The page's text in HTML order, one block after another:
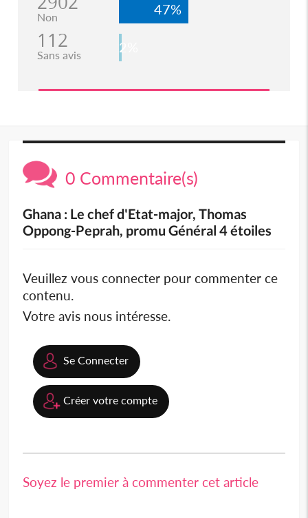
Non 47%
112
Sans avis 2%
0 Commentaire(s)
Ghana : Le chef d'Etat-major, Thomas
Oppong-Peprah, promu Général 4 étoiles
Veuillez vous connecter pour commenter ce
contenu.
Votre avis nous intéresse.
Se Connecter
Créer votre compte
Soyez le premier à commenter cet article